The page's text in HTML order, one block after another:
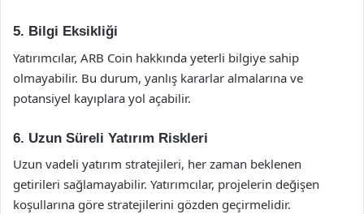
5. Bilgi Eksikliği
Yatırımcılar, ARB Coin hakkında yeterli bilgiye sahip
olmayabilir. Bu durum, yanlış kararlar almalarına ve
potansiyel kayıplara yol açabilir.
6. Uzun Süreli Yatırım Riskleri
Uzun vadeli yatırım stratejileri, her zaman beklenen
getirileri sağlamayabilir. Yatırımcılar, projelerin değişen
koşullarına göre stratejilerini gözden geçirmelidir.